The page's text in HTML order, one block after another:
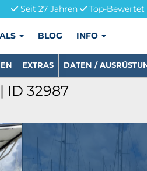
Seit 27 Jahren
Top-Bewertet
BLOG INFO
EXTRAS DATEN /
ID 32987